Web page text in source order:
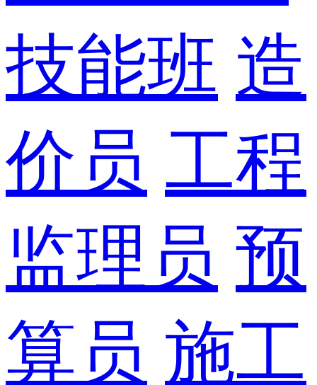
技能班 造
价员 工程
监理员 预
算员 施工